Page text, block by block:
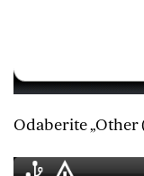
Odaberite „Other